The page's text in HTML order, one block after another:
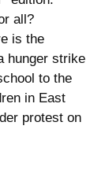
all?
is the
hunger strike
to the
in East
protest on